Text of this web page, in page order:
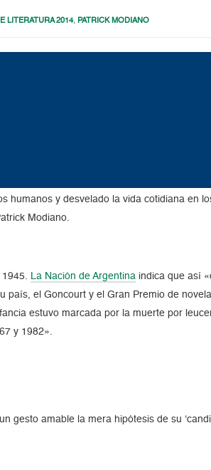
LITERATURA 2014, PATRICK MODIANO
humanos y desvelado la vida cotidiana en
Modiano.
La Nación de Argentina indica que así
el Goncourt y el Gran Premio de
estuvo marcada por la muerte por
y 1982».
gesto amable la mera hipótesis de su